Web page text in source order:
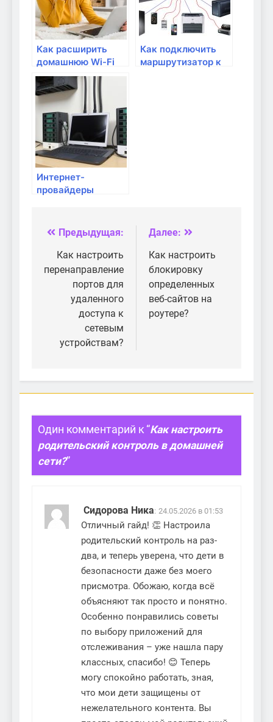
Как расширить
домашнюю Wi-Fi
сеть с помощью
репитера?
Как подключить
маршрутизатор к
Интернет-
провайдеры
Навигация
по
записям
Предыдущая:
Как настроить
перенаправление
портов для
удаленного
доступа к
сетевым
устройствам?
Далее:
Как настроить
блокировку
определенных
веб-сайтов на
роутере?
Один комментарий к “Как настроить
родительский контроль в домашней
сети?”
Сидорова Ника: 24.05.2026 в 01:53
Отличный гайд! 👏 Настроила
родительский контроль на раз-
два, и теперь уверена, что дети в
безопасности даже без моего
присмотра. Обожаю, когда всё
объясняют так просто и понятно.
Особенно понравились советы
по выбору приложений для
отслеживания – уже нашла пару
классных, спасибо! 😊 Теперь
могу спокойно работать, зная,
что мои дети защищены от
нежелательного контента. Вы